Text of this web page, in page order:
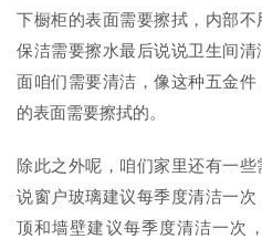
下橱柜的表面需要擦拭，内部
保洁需要擦水最后说说卫生间
面咱们需要清洁，像这种五金
的表面需要擦拭的。
除此之外呢，咱们家里还有一
说窗户玻璃建议每季度清洁一
顶和墙壁建议每季度清洁一次